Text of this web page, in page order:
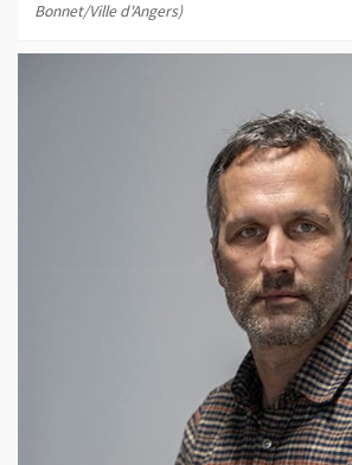
Bonnet/Ville d'Angers)